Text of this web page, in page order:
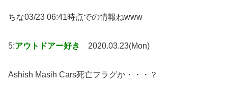
ちな03/23 06:41時点での情報ねwww
5:アウトドアー好き 2020.03.23(Mon)
Ashish Masih Cars死亡フラグか・・・？